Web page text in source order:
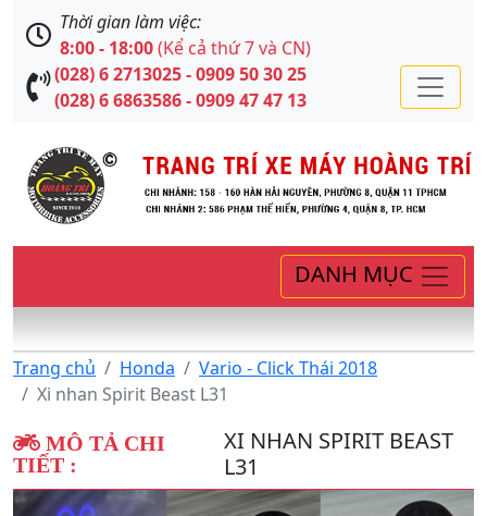
Thời gian làm việc:
8:00 - 18:00(Kể cả thứ 7 và CN)
(028) 6 2713025 - 0909 50 30 25
(028) 6 6863586 - 0909 47 47 13
DANH MỤC
Trang chủ Honda
Vario - Click Thái 2018
Xi nhan Spirit Beast L31
MÔ TẢ CHI
TIẾT :
XI NHAN SPIRIT BEAST
L31